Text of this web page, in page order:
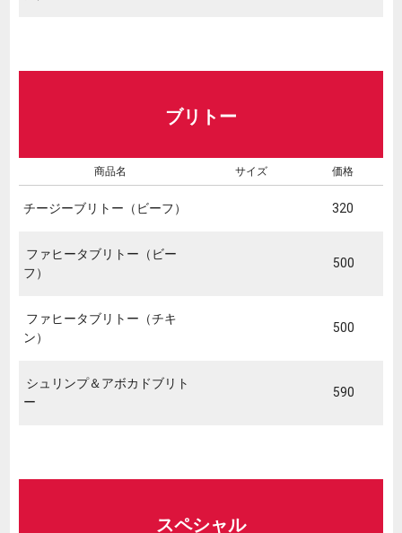
ブリトー
商品名 サイズ 価格
チージーブリトー（ビーフ） 320
ファヒータブリトー（ビー
フ）
500
ファヒータブリトー（チキ
ン）
500
シュリンプ＆アボカドブリト
ー
590
スペシャル